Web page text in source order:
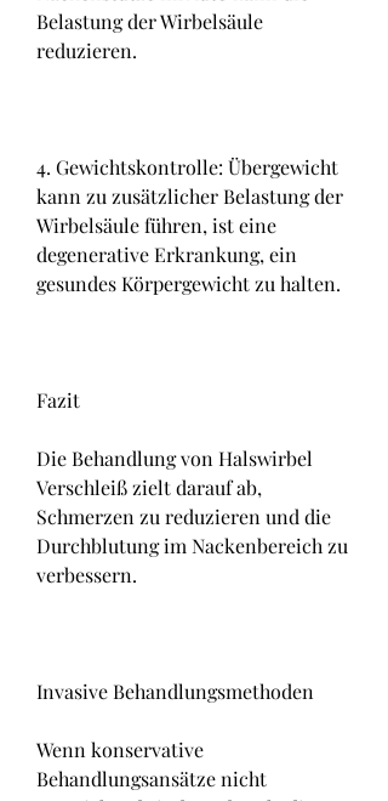
Belastung der Wirbelsäule
reduzieren.
4. Gewichtskontrolle: Übergewicht
kann zu zusätzlicher Belastung der
Wirbelsäule führen, ist eine
degenerative Erkrankung, ein
gesundes Körpergewicht zu halten.
Fazit
Die Behandlung von Halswirbel
Verschleiß zielt darauf ab,
Schmerzen zu reduzieren und die
Durchblutung im Nackenbereich zu
verbessern.
Invasive Behandlungsmethoden
Wenn konservative
Behandlungsansätze nicht